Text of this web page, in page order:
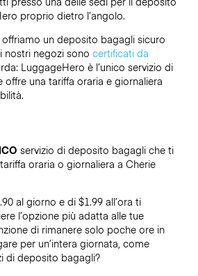
proprio dietro l’angolo.
un deposito bagagli sicuro
nostri negozi sono certificati da
LuggageHero è l’unico servizio di
una tariffa oraria e giornaliera
servizio di deposito bagagli che ti
oraria o giornaliera a Cherie
al giorno e di $1.99 all’ora ti
l’opzione più adatta alle tue
di rimanere solo poche ore in
per un’intera giornata, come
di deposito bagagli?